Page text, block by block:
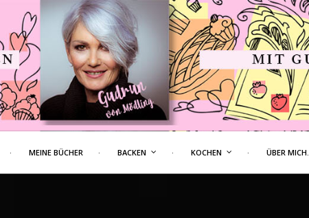
MEINE BÜCHER BACKEN KOCHEN ÜBER MICH…